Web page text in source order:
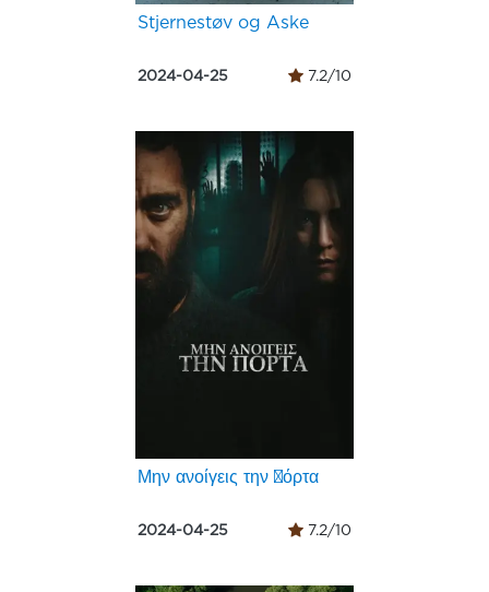
Stjernestøv og Aske
2024-04-25 7.2/10
Μην ανοίγεις την πόρτα
2024-04-25 7.2/10